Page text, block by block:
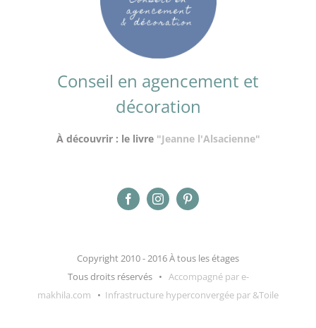
Conseil en agencement et
décoration
À découvrir : le livre "Jeanne l'Alsacienne"
Copyright 2010 - 2016 À tous les étages
Tous droits réservés • Accompagné par e-
makhila.com • Infrastructure hyperconvergée par &Toile